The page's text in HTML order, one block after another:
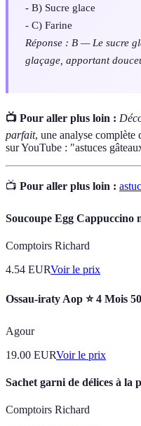
- B) Sucre glace
- C) Farine
Réponse : B — Le sucre
glaçage, apportant
📺 Pour aller plus loin :
parfait, une analyse complète
sur YouTube : "astuces
📺 Pour aller plus loin :
Soucoupe Egg Cappuccino
Comptoirs Richard
4.54 EURVoir le prix
Ossau-iraty Aop ⭐ 4 Mois
Agour
19.00 EURVoir le prix
Sachet garni de délices à la
Comptoirs Richard